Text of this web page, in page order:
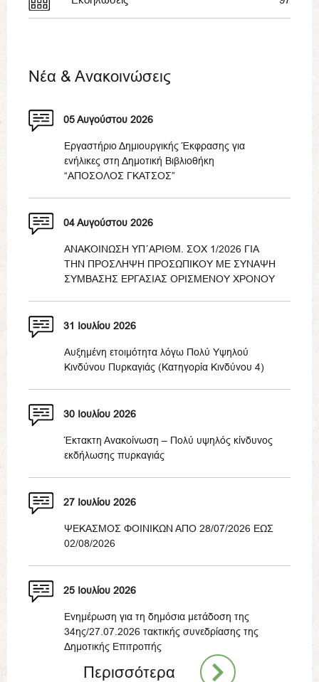
Νέα & Ανακοινώσεις
05 Αυγούστου 2026
Εργαστήριο Δημιουργικής Έκφρασης για
ενήλικες στη Δημοτική Βιβλιοθήκη
“ΑΠΟΣΟΛΟΣ ΓΚΑΤΣΟΣ”
04 Αυγούστου 2026
ΑΝΑΚΟΙΝΩΣΗ ΥΠ΄ΑΡΙΘΜ. ΣΟΧ 1/2026 ΓΙΑ
ΤΗΝ ΠΡΟΣΛΗΨΗ ΠΡΟΣΩΠΙΚΟΥ ΜΕ ΣΥΝΑΨΗ
ΣΥΜΒΑΣΗΣ ΕΡΓΑΣΙΑΣ ΟΡΙΣΜΕΝΟΥ ΧΡΟΝΟΥ
31 Ιουλίου 2026
Αυξημένη ετοιμότητα λόγω Πολύ Υψηλού
Κινδύνου Πυρκαγιάς (Κατηγορία Κινδύνου 4)
30 Ιουλίου 2026
Έκτακτη Ανακοίνωση – Πολύ υψηλός κίνδυνος
εκδήλωσης πυρκαγιάς
27 Ιουλίου 2026
ΨΕΚΑΣΜΟΣ ΦΟΙΝΙΚΩΝ ΑΠΟ 28/07/2026 ΕΩΣ
02/08/2026
25 Ιουλίου 2026
Ενημέρωση για τη δημόσια μετάδοση της
34ης/27.07.2026 τακτικής συνεδρίασης της
Δημοτικής Επιτροπής
Περισσότερα